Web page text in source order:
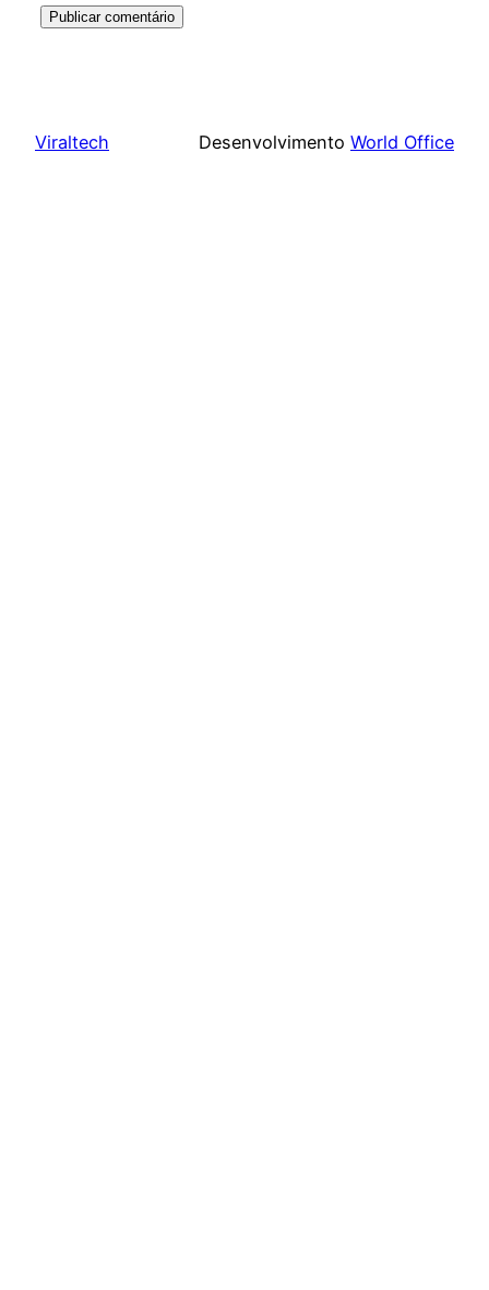
Viraltech Desenvolvimento World Office